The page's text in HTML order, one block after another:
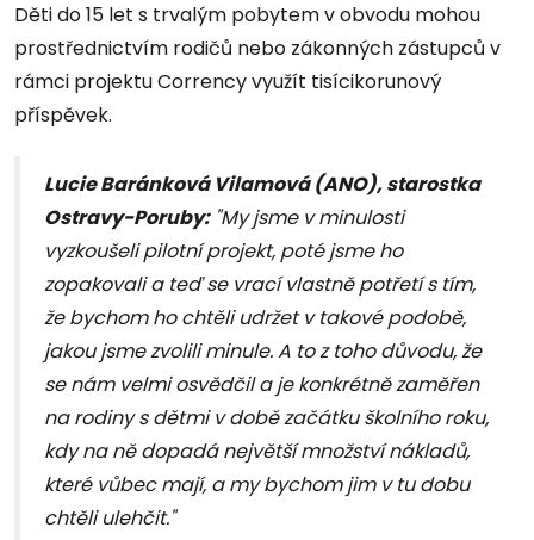
Děti do 15 let s trvalým pobytem v obvodu mohou
prostřednictvím rodičů nebo zákonných zástupců v
rámci projektu Corrency využít tisícikorunový
příspěvek.
Lucie Baránková Vilamová (ANO), starostka
Ostravy-Poruby:"My jsme v minulosti
vyzkoušeli pilotní projekt, poté jsme ho
zopakovali a teď se vrací vlastně potřetí s tím,
že bychom ho chtěli udržet v takové podobě,
jakou jsme zvolili minule. A to z toho důvodu, že
se nám velmi osvědčil a je konkrétně zaměřen
na rodiny s dětmi v době začátku školního roku,
kdy na ně dopadá největší množství nákladů,
které vůbec mají, a my bychom jim v tu dobu
chtěli ulehčit."